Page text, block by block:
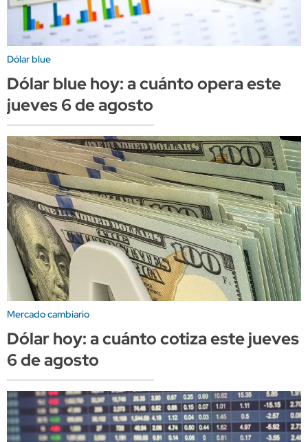
Dólar blue
Dólar blue hoy: a cuánto opera este
jueves 6 de agosto
Mercado cambiario
Dólar hoy: a cuánto cotiza este jueves
6 de agosto